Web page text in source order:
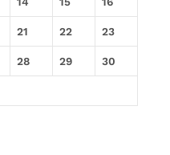
21 22 23
28 29 30